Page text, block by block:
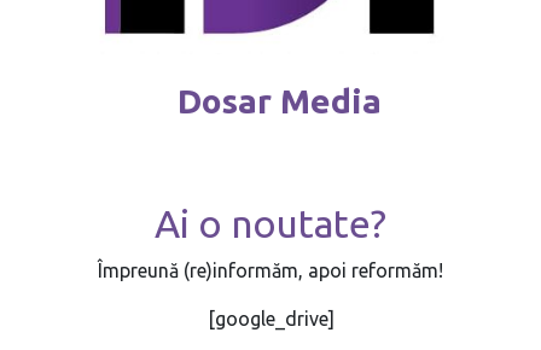
Dosar Media
Ai o noutate?
Împreună (re)informăm, apoi reformăm!
[google_drive]